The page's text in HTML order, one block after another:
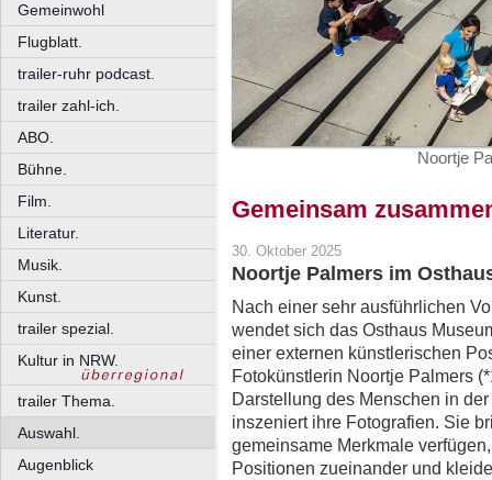
Gemeinwohl
Flugblatt.
trailer-ruhr podcast.
trailer zahl-ich.
ABO.
Bühne.
Film.
Literatur.
Musik.
Kunst.
trailer spezial.
Kultur in NRW.
trailer Thema.
Auswahl.
Augenblick
Noortje
Gemeinsam
30. Oktober 2025
Noortje Palmers im
Nach einer sehr ausführlichen
wendet sich das Osthaus
einer externen künstlerischen
Fotokünstlerin Noortje Palmers
Darstellung des Menschen in
inszeniert ihre Fotografien. Sie
gemeinsame Merkmale
Positionen zueinander und